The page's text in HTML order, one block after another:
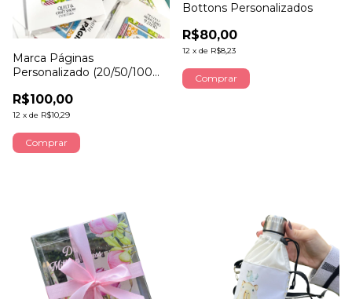
Marca Páginas
Personalizado (20/50/100
R$100,00
12 x de R$10,29
Comprar
Bottons Personalizados
R$80,00
12 x de R$8,23
Comprar